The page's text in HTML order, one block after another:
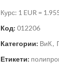
Курс: 1 EUR =
Код: 012206
Категории: ВиК,
Етикети: